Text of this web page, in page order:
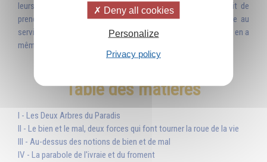
leurs desseins ! Alors, pourquoi le bien n’aurait-il pas le droit de
prendre les forces du mal pour les transformer et les mettre au
service d’un idéal élevé ? Non seulement il en a le droit, mais il en a
même le devoir. »
Table des matières
I - Les Deux Arbres du Paradis
II - Le bien et le mal, deux forces qui font tourner la roue de la vie
III - Au-dessus des notions de bien et de mal
IV - La parabole de l'ivraie et du froment
Deny all cookies
Personalize
Privacy policy